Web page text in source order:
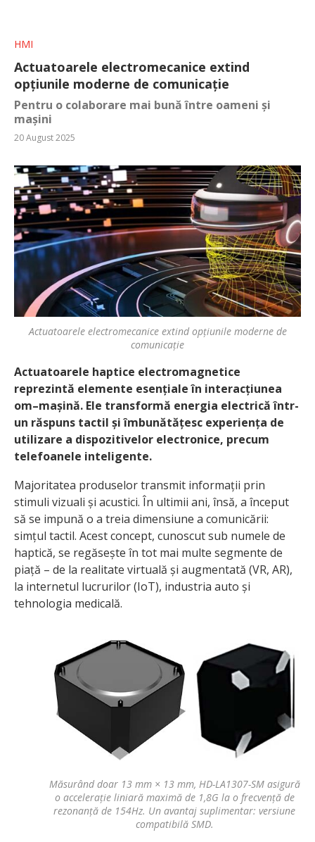
HMI
Actuatoarele electromecanice extind
opțiunile moderne de comunicație
Pentru o colaborare mai bună între oameni și
mașini
20 August 2025
Actuatoarele electromecanice extind opțiunile moderne de
comunicație
Actuatoarele haptice electromagnetice
reprezintă elemente esențiale în interacțiunea
om–mașină. Ele transformă energia electrică într-
un răspuns tactil și îmbunătățesc experiența de
utilizare a dispozitivelor electronice, precum
telefoanele inteligente.
Majoritatea produselor transmit informații prin
stimuli vizuali și acustici. În ultimii ani, însă, a început
să se impună o a treia dimensiune a comunicării:
simțul tactil. Acest concept, cunoscut sub numele de
haptică, se regăsește în tot mai multe segmente de
piață – de la realitate virtuală și augmentată (VR, AR),
la internetul lucrurilor (IoT), industria auto și
tehnologia medicală.
Măsurând doar 13 mm × 13 mm, HD-LA1307-SM asigură
o accelerație liniară maximă de 1,8G la o frecvență de
rezonanță de 154Hz. Un avantaj suplimentar: versiune
compatibilă SMD.